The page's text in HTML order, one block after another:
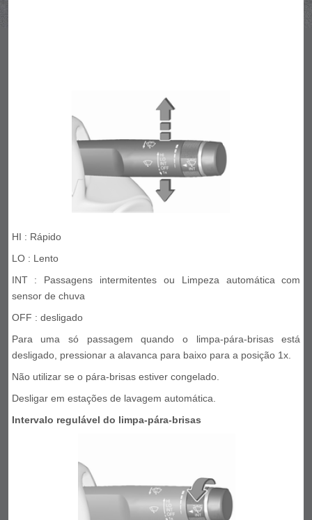
HI : Rápido
LO : Lento
INT : Passagens intermitentes ou Limpeza automática com
sensor de chuva
OFF : desligado
Para uma só passagem quando o limpa-pára-brisas está
desligado, pressionar a alavanca para baixo para a posição 1x.
Não utilizar se o pára-brisas estiver congelado.
Desligar em estações de lavagem automática.
Intervalo regulável do limpa-pára-brisas